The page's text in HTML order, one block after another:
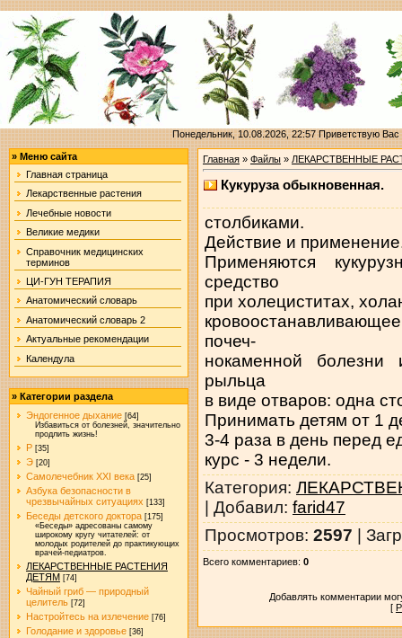
Понедельник, 10.08.2026, 22:57Приветствую Вас
» Меню сайта
Главная страница
Лекарственные растения
Лечебные новости
Великие медики
Справочник медицинских
терминов
ЦИ-ГУН ТЕРАПИЯ
Анатомический словарь
Анатомический словарь 2
Актуальные рекомендации
Календула
» Категории раздела
Эндогенное дыхание [64]
Избавиться от болезней, значительно
продлить жизнь!
Р [35]
Э [20]
Самолечебник XXI века [25]
Азбука безопасности в
чрезвычайных ситуациях [133]
Беседы детского доктора [175]
«Беседы» адресованы самому
широкому кругу читателей: от
молодых родителей до практикующих
врачей-педиатров.
ЛЕКАРСТВЕННЫЕ РАСТЕНИЯ
ДЕТЯМ [74]
Чайный гриб — природный
целитель [72]
Настройтесь на излечение [76]
Голодание и здоровье [36]
Главная» Файлы» ЛЕКАРСТВЕННЫЕ
Кукуруза обыкновенная.
столбиками.
Действие и
Применяются
средство
при холециститах,
почеч-
нокаменной болезни
рыльца
в виде отваров: одна
Принимать детям от 1
3-4 раза в день перед
курс - 3 недели.
Категория:
| Добавил: farid47
Просмотров: 2597 |
Всего комментариев: 0
Добавлять комментарии
[